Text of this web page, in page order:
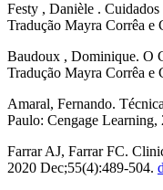
Festy , Danièle .
Tradução Mayra Corrêa e
Baudoux , Dominique. O
Tradução Mayra Corrêa e
Amaral, Fernando.
Paulo: Cengage Learning,
Farrar AJ, Farrar FC.
2020 Dec;55(4):489-504.